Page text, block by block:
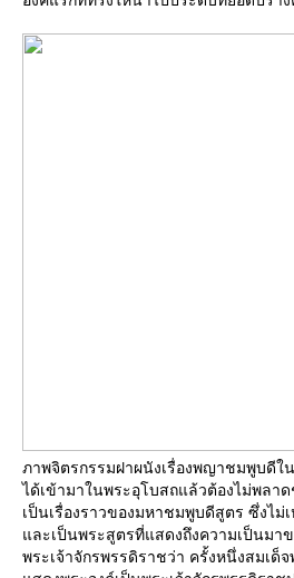
ภาพจิตรกรรมฝาผนังเรื่องพญาชมพูบดีใ
ได้เข้ามาในพระอุโบสถแล้วต้องไม่พลา
เป็นเรื่องราวของมหาชมพูบดีสูตร ซึ่งไ
ละเป็นพระสูตรที่แสดงถึงความเป็นมาข
พระเจ้าจักรพรรดิราชว่า ครั้งหนึ่งสมเด็